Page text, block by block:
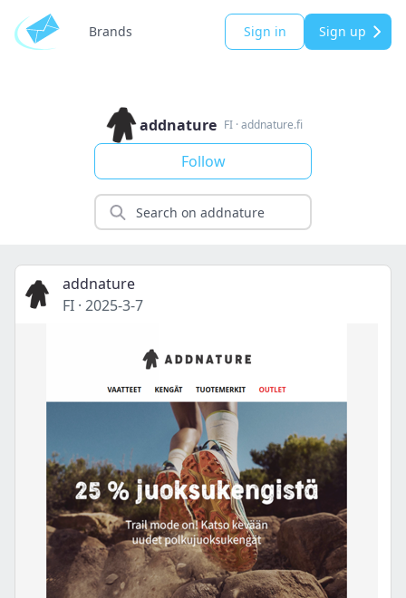
Brands Sign in Sign up
addnature FI ·addnature.fi
Follow
addnature
FI · 2025-3-7